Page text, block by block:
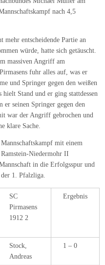
nach 4,5
mehr entscheidende Partie an
würde, hatte sich getäuscht.
massiven Angriff am
fuhr alles auf, was er
und Springer gegen den weißen
Stand und er ging stattdessen
er seinen Springer gegen den
war der Angriff gebrochen und
klare Sache.
mit einem
Niedermohr II
in die Erfolgsspur und
der 1. Pfalzliga.
SC
Pirmasens
1912 2
Ergebnis
Stock,
Andreas
1 – 0